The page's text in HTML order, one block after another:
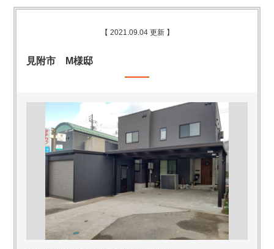
【 2021.09.04 更新 】
見附市 M様邸